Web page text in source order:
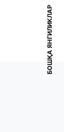
БОШҚА ЯНГИЛИКЛАР